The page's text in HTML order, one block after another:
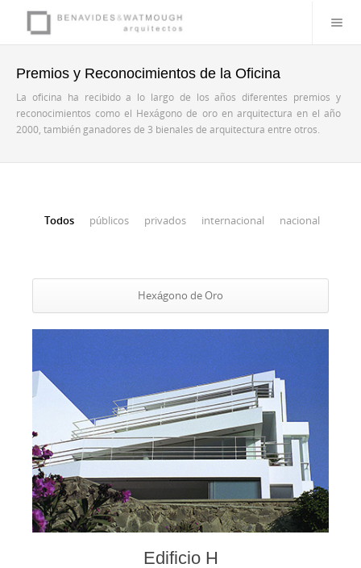
Premios y Reconocimientos de la Oficina
La oficina ha recibido a lo largo de los años diferentes premios y
reconocimientos como el Hexágono de oro en arquitectura en el año
2000, también ganadores de 3 bienales de arquitectura entre otros.
Todos públicos privados internacional nacional
Hexágono de Oro
Edificio H